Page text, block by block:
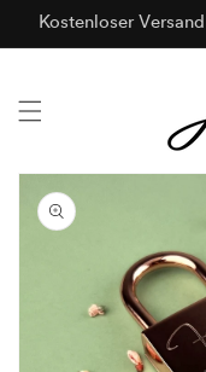
zum
Inhalt
Kostenloser